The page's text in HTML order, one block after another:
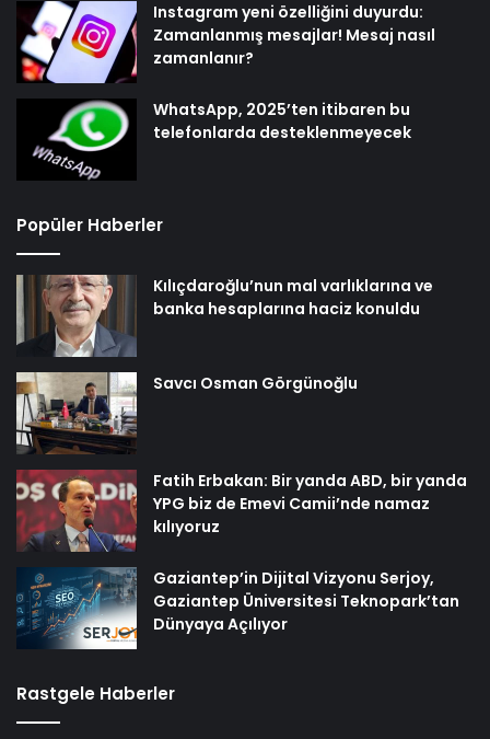
Instagram yeni özelliğini duyurdu:
Zamanlanmış mesajlar! Mesaj nasıl
zamanlanır?
WhatsApp, 2025’ten itibaren bu
telefonlarda desteklenmeyecek
Popüler Haberler
Kılıçdaroğlu’nun mal varlıklarına ve
banka hesaplarına haciz konuldu
Savcı Osman Görgünoğlu
Fatih Erbakan: Bir yanda ABD, bir yanda
YPG biz de Emevi Camii’nde namaz
kılıyoruz
Gaziantep’in Dijital Vizyonu Serjoy,
Gaziantep Üniversitesi Teknopark’tan
Dünyaya Açılıyor
Rastgele Haberler